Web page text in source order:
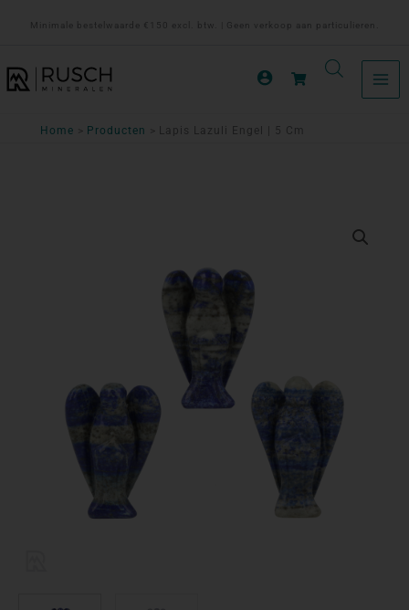
inhoud
Minimale bestelwaarde €150 excl. btw. | Geen verkoop aan particulieren.
Home Producten Lapis Lazuli Engel | 5 Cm